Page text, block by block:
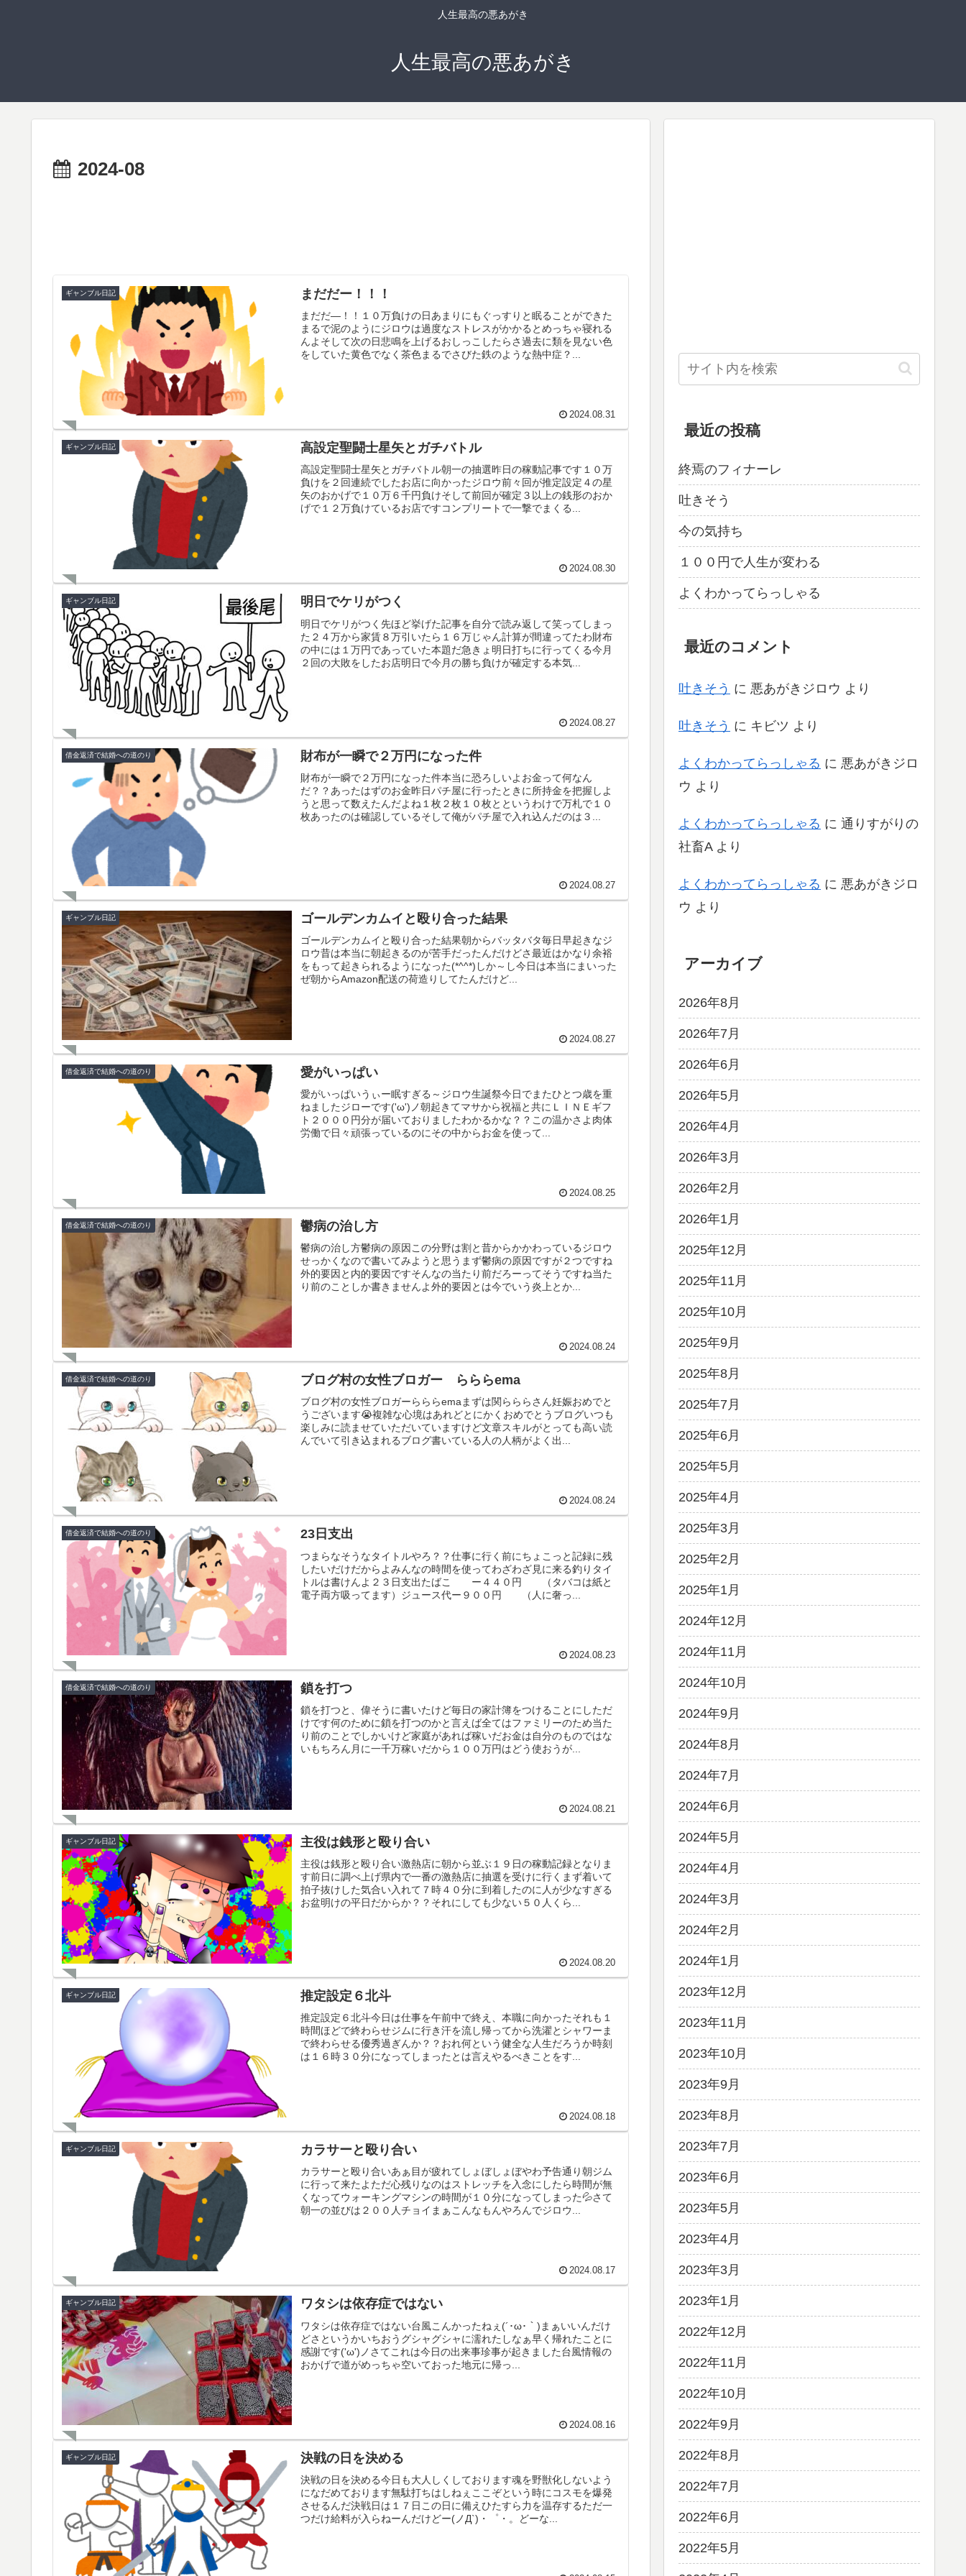
人生最高の悪あがき
人生最高の悪あがき
2024-08
ギャンブル日記 まだだー！！！
まだだ―！！１０万負けの日あまりにもぐっすりと眠ることができた
まるで泥のようにジロウは過度なストレスがかかるとめっちゃ寝れる
んよそして次の日悲鳴を上げるおしっこしたらさ過去に類を見ない色
をしていた黄色でなく茶色まるでさびた鉄のような熱中症？...
2024.08.31
ギャンブル日記 高設定聖闘士星矢とガチバトル
高設定聖闘士星矢とガチバトル朝一の抽選昨日の稼動記事です１０万
負けを２回連続でしたお店に向かったジロウ前々回が推定設定４の星
矢のおかげで１０万６千円負けそして前回が確定３以上の銭形のおか
げで１２万負けているお店ですコンプリートで一撃でまくる...
2024.08.30
ギャンブル日記 明日でケリがつく
明日でケリがつく先ほど挙げた記事を自分で読み返して笑ってしまっ
た２４万から家賃８万引いたら１６万じゃん計算が間違ってたわ財布
の中には１万円であっていた本題だ急きょ明日打ちに行ってくる今月
２回の大敗をしたお店明日で今月の勝ち負けが確定する本気...
2024.08.27
借金返済で結婚への道のり 財布が一瞬で２万円になった件
財布が一瞬で２万円になった件本当に恐ろしいよお金って何なん
だ？？あったはずのお金昨日パチ屋に行ったときに所持金を把握しよ
うと思って数えたんだよね１枚２枚１０枚とというわけで万札で１０
枚あったのは確認しているそして俺がパチ屋で入れ込んだのは３...
2024.08.27
ギャンブル日記 ゴールデンカムイと殴り合った結果
ゴールデンカムイと殴り合った結果朝からバッタバタ毎日早起きなジ
ロウ昔は本当に朝起きるのが苦手だったんだけどさ最近はかなり余裕
をもって起きられるようになった(*^^*)しか～し今日は本当にまいった
ぜ朝からAmazon配送の荷造りしてたんだけど...
2024.08.27
借金返済で結婚への道のり 愛がいっぱい
愛がいっぱいうぃー眠すぎる～ジロウ生誕祭今日でまたひとつ歳を重
ねましたジローです('ω')ノ朝起きてマサから祝福と共にＬＩＮＥギフ
ト２０００円分が届いておりましたわかるかな？？この温かさよ肉体
労働で日々頑張っているのにその中からお金を使って...
2024.08.25
借金返済で結婚への道のり 鬱病の治し方
鬱病の治し方鬱病の原因この分野は割と昔からかかわっているジロウ
せっかくなので書いてみようと思うまず鬱病の原因ですが２つですね
外的要因と内的要因ですそんなの当たり前だろーってそうですね当た
り前のことしか書きませんよ外的要因とは今でいう炎上とか...
2024.08.24
借金返済で結婚への道のり ブログ村の女性ブロガー らららema
ブログ村の女性ブロガーらららemaまずは関らららさん妊娠おめでと
うございます😭複雑な心境はあれどとにかくおめでとうブログいつも
楽しみに読ませていただいていますけど文章スキルがとっても高い読
んでいて引き込まれるブログ書いている人の人柄がよく出...
2024.08.24
借金返済で結婚への道のり 23日支出
つまらなそうなタイトルやろ？？仕事に行く前にちょこっと記録に残
したいだけだからよみんなの時間を使ってわざわざ見に来る釣りタイ
トルは書けんよ２３日支出たばこ ー４４０円 （タバコは紙と
電子両方吸ってます）ジュース代ー９００円 （人に奢っ...
2024.08.23
借金返済で結婚への道のり 鎖を打つ
鎖を打つと、偉そうに書いたけど毎日の家計簿をつけることにしただ
けです何のために鎖を打つのかと言えば全てはファミリーのため当た
り前のことでしかいけど家庭があれば稼いだお金は自分のものではな
いもちろん月に一千万稼いだから１００万円はどう使おうが...
2024.08.21
ギャンブル日記 主役は銭形と殴り合い
主役は銭形と殴り合い激熱店に朝から並ぶ１９日の稼動記録となりま
す前日に調べ上げ県内で一番の激熱店に抽選を受けに行くまず着いて
拍子抜けした気合い入れて７時４０分に到着したのに人が少なすぎる
お盆明けの平日だからか？？それにしても少ない５０人くら...
2024.08.20
ギャンブル日記 推定設定６北斗
推定設定６北斗今日は仕事を午前中で終え、本職に向かったそれも１
時間ほどで終わらせジムに行き汗を流し帰ってから洗濯とシャワーま
で終わらせる優秀過ぎんか？？おれ何という健全な人生だろうか時刻
は１６時３０分になってしまったとは言えやるべきことをす...
2024.08.18
ギャンブル日記 カラサーと殴り合い
カラサーと殴り合いあぁ目が疲れてしょぼしょぼやわ予告通り朝ジム
に行って来たよただ心残りなのはストレッチを入念にしたら時間が無
くなってウォーキングマシンの時間が１０分になってしまった💦さて
朝一の並びは２００人チョイまぁこんなもんやろんでジロウ...
2024.08.17
ギャンブル日記 ワタシは依存症ではない
ワタシは依存症ではない台風こんかったねぇ(´･ω･｀)まぁいいんだけ
どさというかいちおうグシャグシャに濡れたしなぁ早く帰れたことに
感謝です('ω')ノさてこれは今日の出来事珍事が起きました台風情報の
おかげで道がめっちゃ空いておった地元に帰っ...
2024.08.16
ギャンブル日記 決戦の日を決める
決戦の日を決める今日も大人しくしております魂を野獣化しないよう
になだめております無駄打ちはしねぇここぞという時にコスモを爆発
させるんだ決戦日は１７日この日に備えひたすら力を温存するただ一
つだけ給料が入らねーんだけどー(ノД`)・゜・。どーな...
最近の投稿
終焉のフィナーレ
吐きそう
今の気持ち
１００円で人生が変わる
よくわかってらっしゃる
最近のコメント
吐きそう に 悪あがきジロウ より
吐きそう に キビツ より
よくわかってらっしゃる に 悪あがきジロ
ウ より
よくわかってらっしゃる に 通りすがりの
社畜Aより
よくわかってらっしゃる に 悪あがきジロ
ウ より
アーカイブ
2026年8月
2026年7月
2026年6月
2026年5月
2026年4月
2026年3月
2026年2月
2026年1月
2025年12月
2025年11月
2025年10月
2025年9月
2025年8月
2025年7月
2025年6月
2025年5月
2025年4月
2025年3月
2025年2月
2025年1月
2024年12月
2024年11月
2024年10月
2024年9月
2024年8月
2024年7月
2024年6月
2024年5月
2024年4月
2024年3月
2024年2月
2024年1月
2023年12月
2023年11月
2023年10月
2023年9月
2023年8月
2023年7月
2023年6月
2023年5月
2023年4月
2023年3月
2023年1月
2022年12月
2022年11月
2022年10月
2022年9月
2022年8月
2022年7月
2022年6月
2022年5月